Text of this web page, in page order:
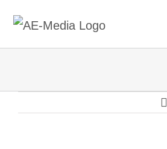
Inhalt
springen